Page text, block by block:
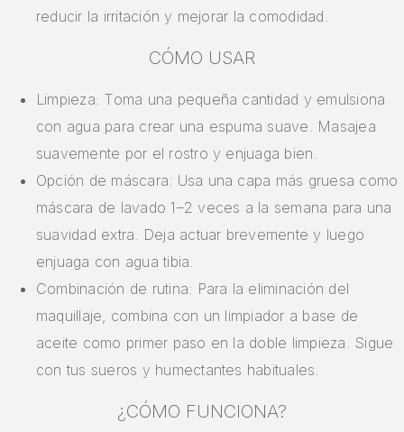
reducir la irritación y mejorar la comodidad.
CÓMO USAR
Limpieza: Toma una pequeña cantidad y emulsiona
con agua para crear una espuma suave. Masajea
suavemente por el rostro y enjuaga bien.
Opción de máscara: Usa una capa más gruesa como
máscara de lavado 1–2 veces a la semana para una
suavidad extra. Deja actuar brevemente y luego
enjuaga con agua tibia.
Combinación de rutina: Para la eliminación del
maquillaje, combina con un limpiador a base de
aceite como primer paso en la doble limpieza. Sigue
con tus sueros y humectantes habituales.
¿CÓMO FUNCIONA?